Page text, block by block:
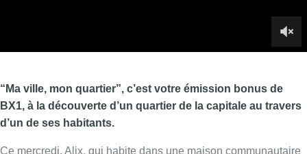
■ Réalisé parNicolas Franchomme, avecDidier
Vandergeeten.